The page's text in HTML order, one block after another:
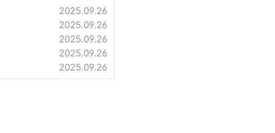
2025.09.26
2025.09.26
2025.09.26
2025.09.26
2025.09.26